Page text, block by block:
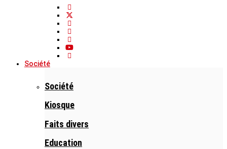
Société
Société
Kiosque
Faits divers
Education